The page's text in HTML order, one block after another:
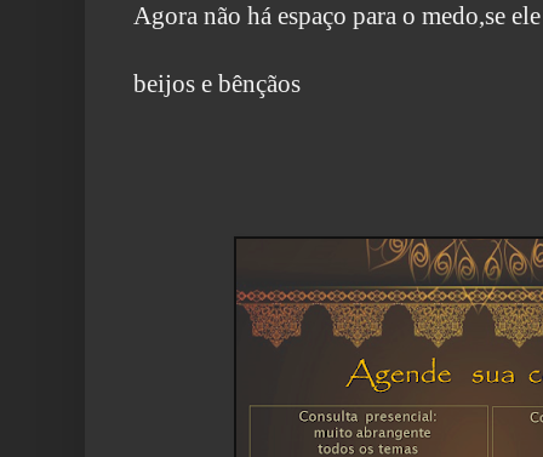
Agora não há espaço para o medo,se
beijos e bênçãos